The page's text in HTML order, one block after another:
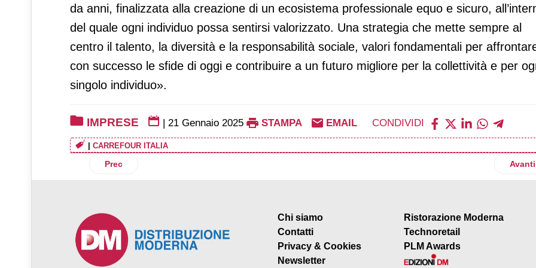
da anni, finalizzata alla creazione di un ecosistema professionale equo e sicuro,
del quale ogni individuo possa sentirsi valorizzato. Una strategia che mette sempre al
centro il talento, la diversità e la responsabilità sociale, valori fondamentali per
con successo le sfide di oggi e contribuire a un futuro migliore per la collettività e per
singolo individuo».
IMPRESE | 21 Gennaio 2025 STAMPA EMAIL CONDIVIDI
CARREFOUR ITALIA
Articolo precedente: GrosMarket prosegue il piano di rinnovamento
Prec Avanti
Chi siamo
Contatti
Privacy & Cookies
Newsletter
Ristorazione Moderna
Technoretail
PLM Awards